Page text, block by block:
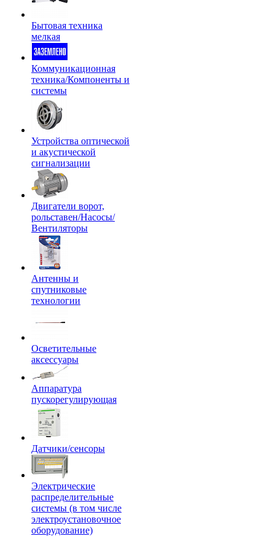
Бытовая техника
мелкая
Коммуникационная
техника/Компоненты и
системы
Устройства оптической
и акустической
сигнализации
Двигатели ворот,
рольставен/Насосы/
Вентиляторы
Антенны и
спутниковые
технологии
Осветительные
аксессуары
Аппаратура
пускорегулирующая
Датчики/сенсоры
Электрические
распределительные
системы (в том числе
электроустановочное
оборудование)